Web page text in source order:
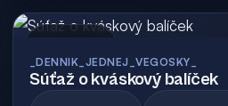
_DENNIK_JEDNEJ_VEGOSKY_
Súťaž o kváskový balíček